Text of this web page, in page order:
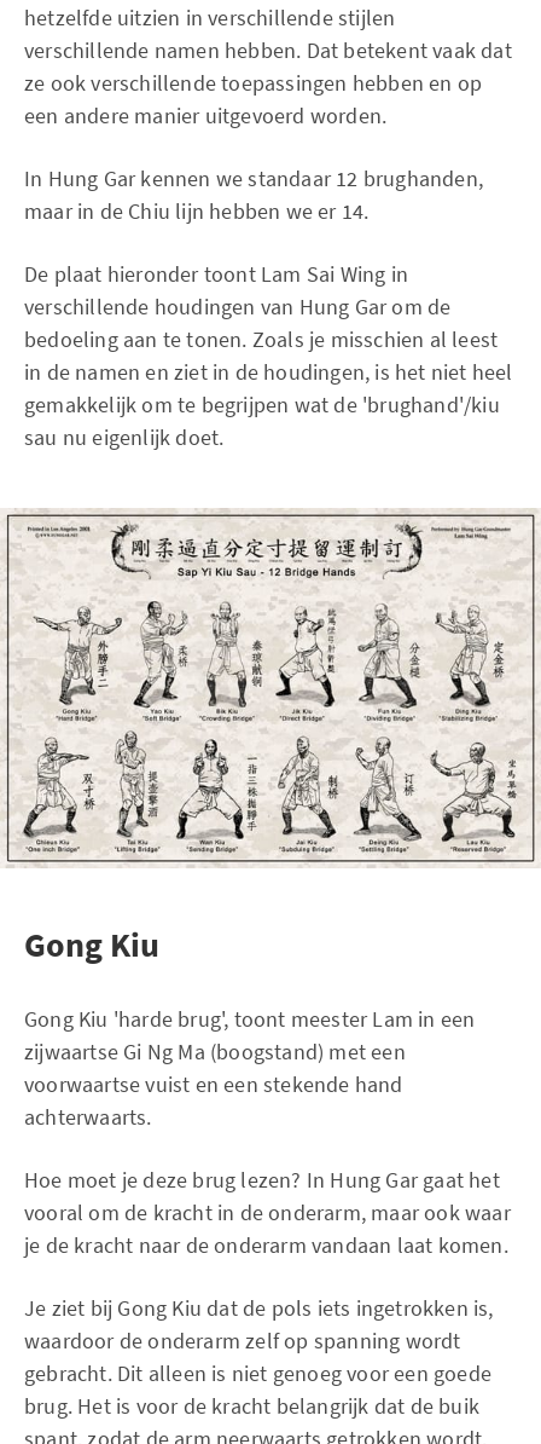
hetzelfde uitzien in verschillende stijlen
verschillende namen hebben. Dat betekent vaak dat
ze ook verschillende toepassingen hebben en op
een andere manier uitgevoerd worden.
In Hung Gar kennen we standaar 12 brughanden,
maar in de Chiu lijn hebben we er 14.
De plaat hieronder toont Lam Sai Wing in
verschillende houdingen van Hung Gar om de
bedoeling aan te tonen. Zoals je misschien al leest
in de namen en ziet in de houdingen, is het niet heel
gemakkelijk om te begrijpen wat de 'brughand'/kiu
sau nu eigenlijk doet.
Gong Kiu
Gong Kiu 'harde brug', toont meester Lam in een
zijwaartse Gi Ng Ma (boogstand) met een
voorwaartse vuist en een stekende hand
achterwaarts.
Hoe moet je deze brug lezen? In Hung Gar gaat het
vooral om de kracht in de onderarm, maar ook waar
je de kracht naar de onderarm vandaan laat komen.
Je ziet bij Gong Kiu dat de pols iets ingetrokken is,
waardoor de onderarm zelf op spanning wordt
gebracht. Dit alleen is niet genoeg voor een goede
brug. Het is voor de kracht belangrijk dat de buik